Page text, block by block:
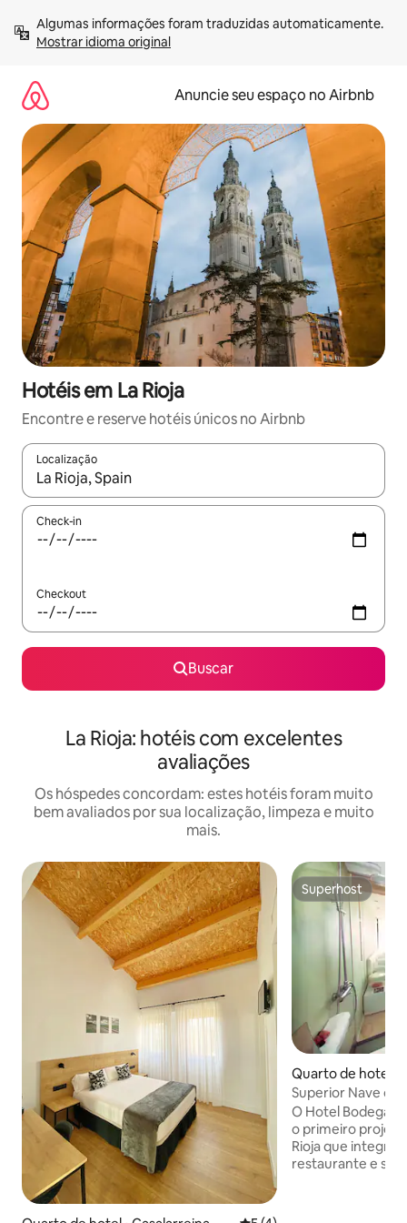
para
Mostrar idioma original
Anuncie seu espaço no Airbnb
Hotéis em La Rioja
Encontre e reserve hotéis únicos no Airbnb
Localização
Quando os resultados estiverem disponíveis, explore-os
Check-in
Checkout
Buscar
La Rioja: hotéis com excelentes
avaliações
Os hóspedes concordam: estes hotéis foram muito
bem avaliados por sua localização, limpeza e muito
mais.
Superhost
Superhost
Quarto de hotel ⋅
Superior Nave de
Arandinos
O Hotel Bodega
o primeiro
Rioja que integra
restaurante e